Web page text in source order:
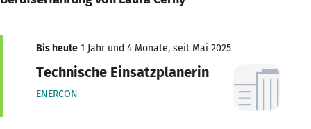
Bis heute 1 Jahr und 4 Monate, seit Mai 2025
Technische Einsatzplanerin
ENERCON